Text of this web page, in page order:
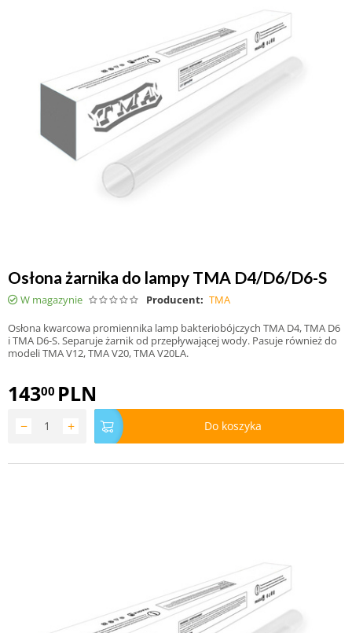
Osłona żarnika do lampy TMA D4/D6/D6-S
W magazynie Producent: TMA
Osłona kwarcowa promiennika lamp bakteriobójczych TMA D4, TMA D6
i TMA D6-S. Separuje żarnik od przepływającej wody. Pasuje również do
modeli TMA V12, TMA V20, TMA V20LA.
14300 PLN
+
− Do koszyka